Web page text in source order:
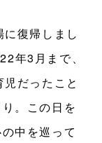
復帰しまし
年3月まで、
だったこと
。この日を
中を巡って